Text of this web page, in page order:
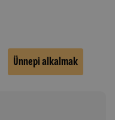
Ünnepi alkalmak